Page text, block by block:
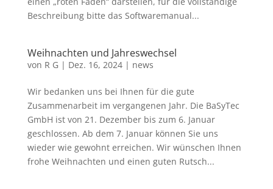
Beschreibung bitte das Softwaremanual...
Weihnachten und Jahreswechsel
von R G | Dez. 16, 2024| news
Wir bedanken uns bei Ihnen für die gute
Zusammenarbeit im vergangenen Jahr. Die BaSyTec
GmbH ist von 21. Dezember bis zum 6. Januar
geschlossen. Ab dem 7. Januar können Sie uns
wieder wie gewohnt erreichen. Wir wünschen Ihnen
frohe Weihnachten und einen guten Rutsch...